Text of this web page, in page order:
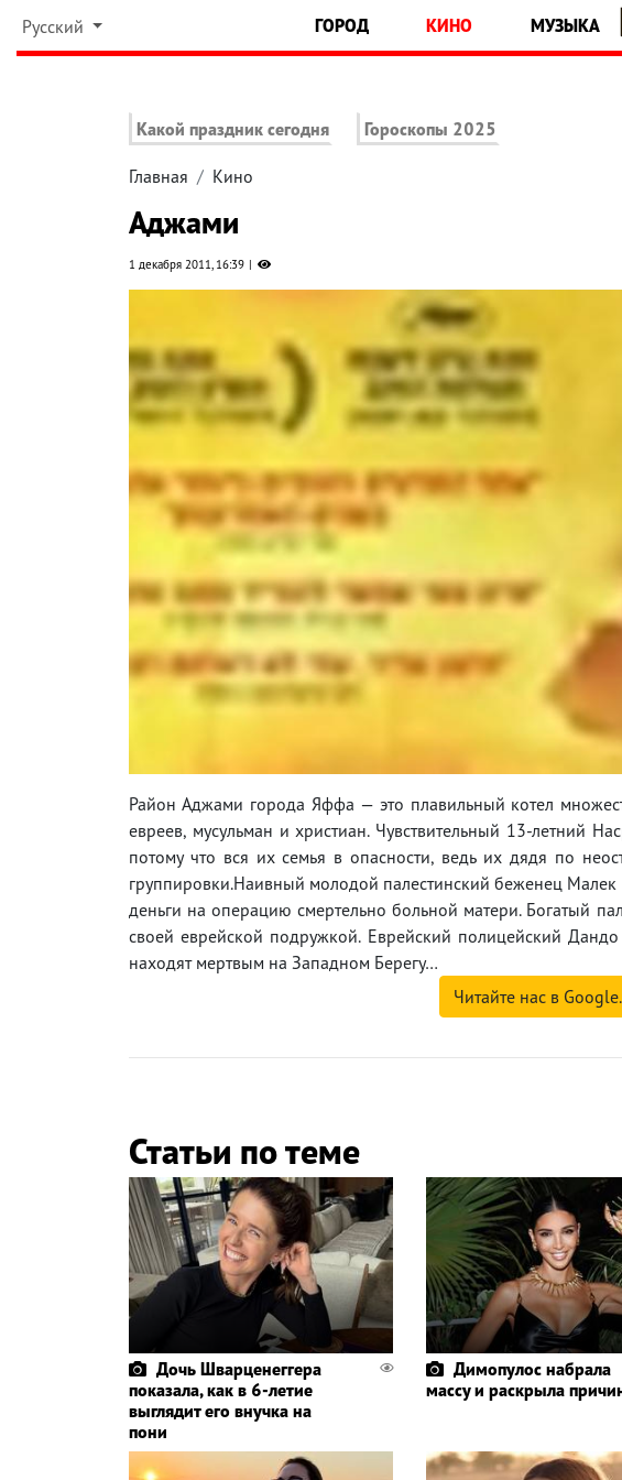
Русский ГОРОД КИНО МУЗЫКА
Какой праздник сегодня Гороскопы 2025
Главная Кино
Аджами
1 декабря 2011, 16:39
Район Аджами города Яффа — это плавильный котел
евреев, мусульман и христиан. Чувствительный 13-летний
потому что вся их семья в опасности, ведь их дядя по
группировки.Наивный молодой палестинский беженец Малек
деньги на операцию смертельно больной матери. Богатый
своей еврейской подружкой. Еврейский полицейский
находят мертвым на Западном Берегу…
Читайте нас в
Статьи по теме
Дочь Шварценеггера
показала, как в 6-летие
выглядит его внучка на
пони
Димопулос набрала
массу и раскрыла